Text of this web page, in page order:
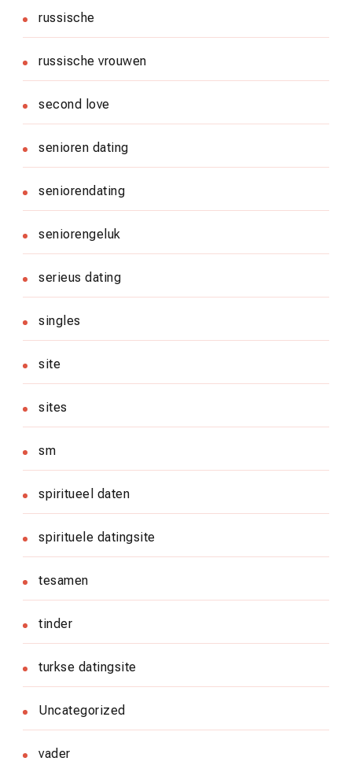
russische
russische vrouwen
second love
senioren dating
seniorendating
seniorengeluk
serieus dating
singles
site
sites
sm
spiritueel daten
spirituele datingsite
tesamen
tinder
turkse datingsite
Uncategorized
vader